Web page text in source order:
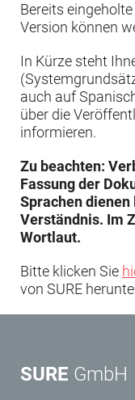
Bereits
Version können
In Kürze steht
auch auf
über die
informieren.
Zu beachten:
Fassung der
Sprachen
Verständnis. Im
Wortlaut.
Bitte klicken Sie
von SURE
SURE GmbH